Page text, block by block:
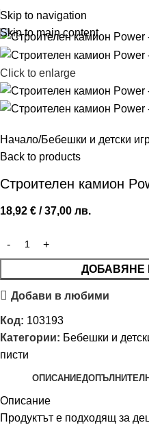
Skip to navigation
Skip to main content
Click to enlarge
Начало Бебешки и детски
Back to products
Строителен камион
18,92 € / 37,00 лв.
ДОБАВЯНЕ
Добави в любими
Код: 103193
Категории: Бебешки и
писти
ОПИСАНИЕ
Описание
Продуктът е подходящ за